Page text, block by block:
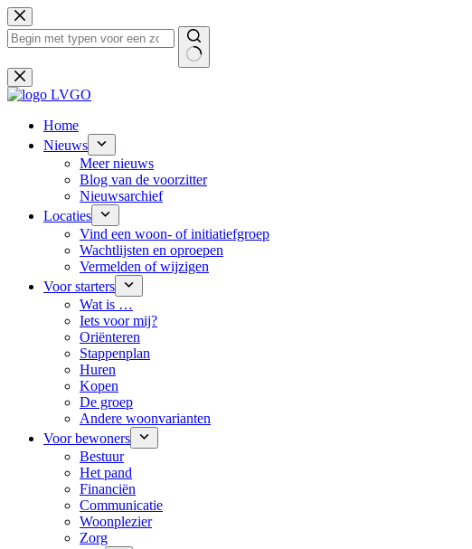
Ga
naar
de
Geen
resultaten
Home
Nieuws
Meer nieuws
Blog van de voorzitter
Nieuwsarchief
Locaties
Vind een woon- of initiatiefgroep
Wachtlijsten en oproepen
Vermelden of wijzigen
Voor starters
Wat is …
Iets voor mij?
Oriënteren
Stappenplan
Huren
Kopen
De groep
Andere woonvarianten
Voor bewoners
Bestuur
Het pand
Financiën
Communicatie
Woonplezier
Zorg